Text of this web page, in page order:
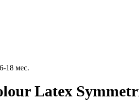
18 мес.
Latex